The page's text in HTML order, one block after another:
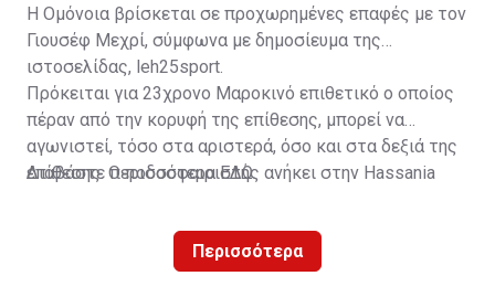
Η Ομόνοια βρίσκεται σε προχωρημένες επαφές με τον
Γιουσέφ Μεχρί, σύμφωνα με δημοσίευμα της
ιστοσελίδας, leh25sport.
Πρόκειται για 23χρονο Μαροκινό επιθετικό ο οποίος
πέραν από την κορυφή της επίθεσης, μπορεί να
αγωνιστεί, τόσο στα αριστερά, όσο και στα δεξιά της
επίθεσης. Ο ποδοσφαιριστής ανήκει στην Hassania
Διαβάστε περισσότεραΕΔΩ.
Περισσότερα